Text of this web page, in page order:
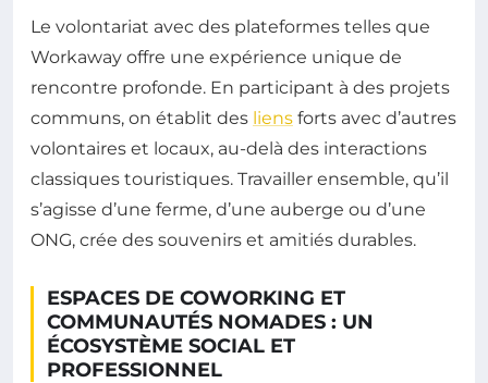
Le volontariat avec des plateformes telles que
Workaway offre une expérience unique de
rencontre profonde. En participant à des projets
communs, on établit des liens forts avec d’autres
volontaires et locaux, au-delà des interactions
classiques touristiques. Travailler ensemble, qu’il
s’agisse d’une ferme, d’une auberge ou d’une
ONG, crée des souvenirs et amitiés durables.
ESPACES DE COWORKING ET
COMMUNAUTÉS NOMADES : UN
ÉCOSYSTÈME SOCIAL ET
PROFESSIONNEL